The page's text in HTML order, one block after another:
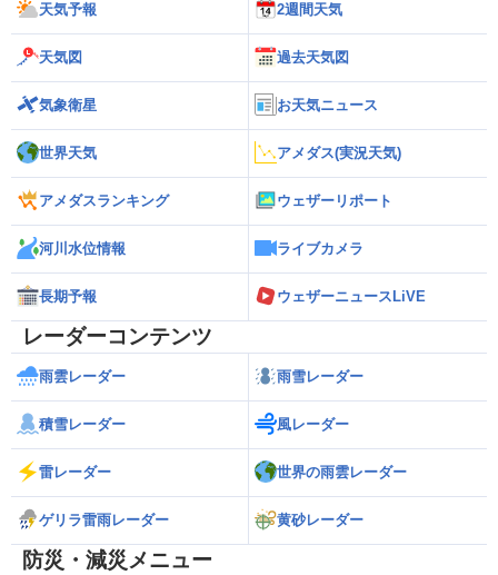
天気予報 2週間天気
天気図 過去天気図
気象衛星 お天気ニュース
世界天気 アメダス(実況天気)
アメダスランキング ウェザーリポート
河川水位情報 ライブカメラ
長期予報 ウェザーニュースLiVE
レーダーコンテンツ
雨雲レーダー 雨雪レーダー
積雪レーダー 風レーダー
雷レーダー 世界の雨雲レーダー
ゲリラ雷雨レーダー 黄砂レーダー
防災・減災メニュー